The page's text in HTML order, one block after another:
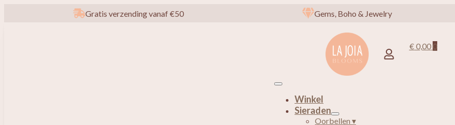
Gratis verzending vanaf €50 Gems, Boho & Jewelry
€ 0,00 0
Winkel
Sieraden
Oorbellen ▾